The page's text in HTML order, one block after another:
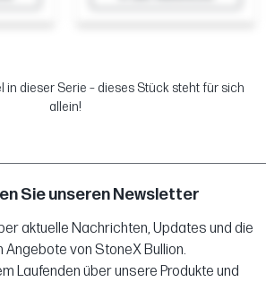
in dieser Serie – dieses Stück steht für sich
allein!
Sie unseren Newsletter
aktuelle Nachrichten, Updates und die
Angebote von StoneX Bullion.
Laufenden über unsere Produkte und